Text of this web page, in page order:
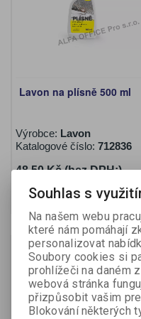
Lavon na plísně 500 ml
Výrobce: Lavon
Katalogové číslo: 712836
48,50 Kč (bez DPH:)
Koupit
Novinka
Souhlas s
Na našem webu
které nám pomáhají
personalizovat
Soubory cookies si
prohlížeči na daném
webová stránka
přizpůsobit vašim
Blokování některých